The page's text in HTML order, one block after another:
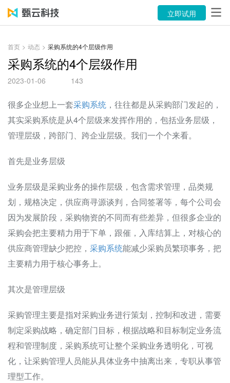
产品
案例
资源中心
关于
语言
售前咨询：400-116-6869
售后服务：400-116-0808
立即试用
首页 > 动态 > 采购系统的4个层级作用
采购系统的4个层级作用
2023-01-06 143
很多企业想上一套采购系统 ，往往都是从采购部门发起的，
其实采购系统是从4个层级来发挥作用的，包括业务层级，
管理层级，跨部门、跨企业层级。我们一个个来看。
首先是业务层级
业务层级是采购业务的操作层级，包含需求管理，品类规
划，规格决定，供应商寻源谈判，合同签署等，每个公司会
因为发展阶段，采购物资的不同而有些差异，但很多企业的
采购会把主要精力用于下单，跟催，入库结算上，对核心的
供应商管理缺少把控， 采购系统能减少采购员繁琐事务，把
主要精力用于核心事务上。
其次是管理层级
采购管理主要是指对采购业务进行策划，控制和改进，需要
制定采购战略，确定部门目标，根据战略和目标制定业务流
程和管理制度，采购系统可让整个采购业务透明化，可视
化，让采购管理人员能从具体业务中抽离出来，专职从事管
理型工作。